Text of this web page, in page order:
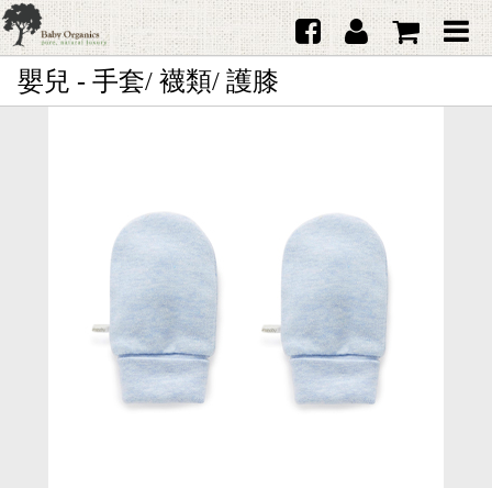
首頁
韓國Merebe寶寶配件
嬰兒 - 手套/ 襪類/ 護膝